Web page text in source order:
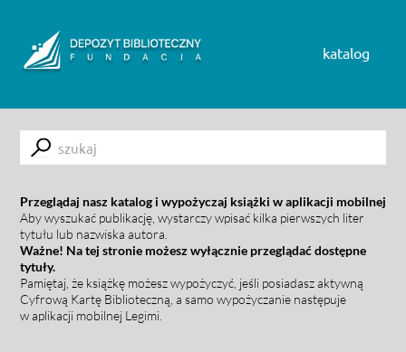
katalog
Submit
Przeglądaj nasz katalog i wypożyczaj książki w aplikacji mobilnej
Aby wyszukać publikację, wystarczy wpisać kilka pierwszych liter
tytułu lub nazwiska autora.
Ważne! Na tej stronie możesz wyłącznie przeglądać dostępne
tytuły.
Pamiętaj, że książkę możesz wypożyczyć, jeśli posiadasz aktywną
Cyfrową Kartę Biblioteczną, a samo wypożyczanie następuje
w aplikacji mobilnej Legimi.